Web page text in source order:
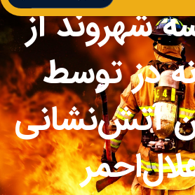
شهروند از
دز توسط
آتش‌نشانی